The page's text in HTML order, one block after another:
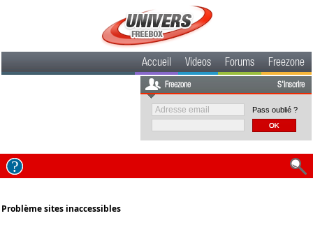
Accueil Videos Forums Freezone
Freezone S'inscrire
Pass oublié ?
Problème sites inaccessibles